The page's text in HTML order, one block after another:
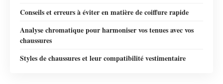
Conseils et erreurs à éviter en matière de coiffure rapide
Analyse chromatique pour harmoniser vos tenues avec vos
chaussures
Styles de chaussures et leur compatibilité vestimentaire